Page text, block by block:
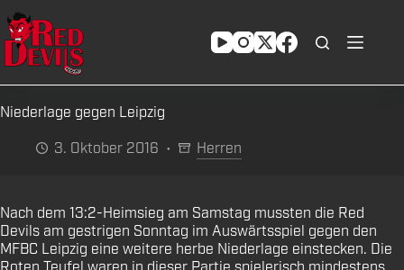
Zum
Inhalt
springen
Niederlage gegen Leipzig
3. Oktober 2016
Herren
Nach dem 13:2-Heimsieg am Samstag mussten die Red
Devils am gestrigen Sonntag im Auswärtsspiel gegen den
MFBC Leipzig eine weitere herbe Niederlage einstecken. Die